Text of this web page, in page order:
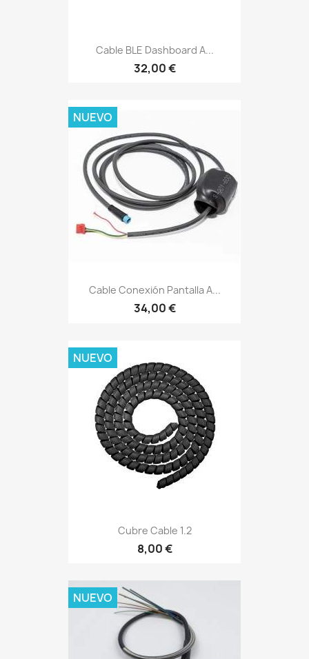
Cable BLE Dashboard A...
32,00 €
Cable Conexión Pantalla A...
34,00 €
NUEVO
Cubre Cable 1.2
8,00 €
NUEVO
NUEVO